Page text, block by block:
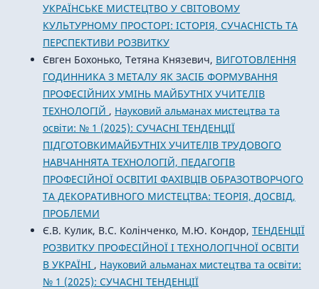
УКРАЇНСЬКЕ МИСТЕЦТВО У СВІТОВОМУ
КУЛЬТУРНОМУ ПРОСТОРІ: ІСТОРІЯ, СУЧАСНІСТЬ ТА
ПЕРСПЕКТИВИ РОЗВИТКУ
Євген Бохонько, Тетяна Князевич, ВИГОТОВЛЕННЯ
ГОДИННИКА З МЕТАЛУ ЯК ЗАСІБ ФОРМУВАННЯ
ПРОФЕСІЙНИХ УМІНЬ МАЙБУТНІХ УЧИТЕЛІВ
ТЕХНОЛОГІЙ , Науковий альманах мистецтва та
освіти: № 1 (2025): СУЧАСНІ ТЕНДЕНЦІЇ
ПІДГОТОВКИМАЙБУТНІХ УЧИТЕЛІВ ТРУДОВОГО
НАВЧАННЯТА ТЕХНОЛОГІЙ, ПЕДАГОГІВ
ПРОФЕСІЙНОЇ ОСВІТИІ ФАХІВЦІВ ОБРАЗОТВОРЧОГО
ТА ДЕКОРАТИВНОГО МИСТЕЦТВА: ТЕОРІЯ, ДОСВІД,
ПРОБЛЕМИ
Є.В. Кулик, В.С. Колінченко, М.Ю. Кондор, ТЕНДЕНЦІЇ
РОЗВИТКУ ПРОФЕСІЙНОЇ І ТЕХНОЛОГІЧНОЇ ОСВІТИ
В УКРАЇНІ , Науковий альманах мистецтва та освіти:
№ 1 (2025): СУЧАСНІ ТЕНДЕНЦІЇ